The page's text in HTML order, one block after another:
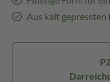
Aus kalt